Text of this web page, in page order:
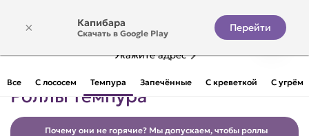
Укажите адрес
Все С лососем Темпура Запечённые С креветкой С угрём
Роллы темпура
Почему они не горячие? Мы допускаем, чтобы роллы
× Капибара
Скачать в Google Play Перейти